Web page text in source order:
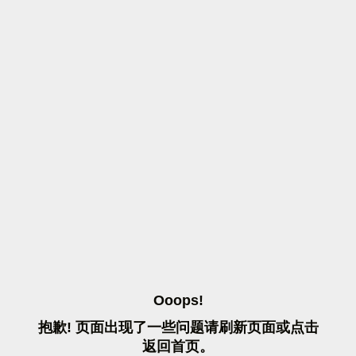
OOOPS!
抱歉! 页面出现了一些问题请刷 新页面或点击
返 回首页。